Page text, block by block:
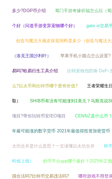
多少?DGP币介绍 蜀门手游奇缘祈福怎么玩（蜀
个好（问道手游变异宠物哪个好） gate.io交易
创造与魔法大顽皮保底饲料是多少（创造与魔法大
（洛克王国沙利叶） 苹果手机小圆点怎么设置
易吗?欧易衍生工具介绍 比特派钱包防御 DeFi
么?以太币和比特币哪个更有价值? 王者荣耀生
取） SHIB币有没有可能涨到1美元？马斯克说
项目?带你玩转币安IEO项目 CENNZ是什么币
年最可能涨的数字货币 2021年最值得投资加密货币
太坊合并是什么意思？一文读懂以太坊合并 和
时候上线） 炒币平台app哪个最好？2025年正
国合法吗?比特币交易违法吗? 哪些游戏不用登